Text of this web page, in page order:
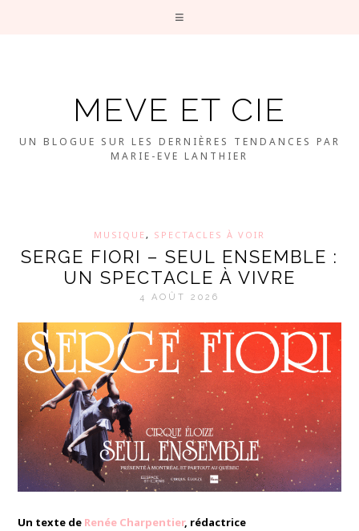
MEVE ET CIE
UN BLOGUE SUR LES DERNIÈRES TENDANCES PAR
MARIE-EVE LANTHIER
MUSIQUE, SPECTACLES À VOIR
SERGE FIORI – SEUL ENSEMBLE :
UN SPECTACLE À VIVRE
4 AOÛT 2026
Un texte de Renée Charpentier, rédactrice